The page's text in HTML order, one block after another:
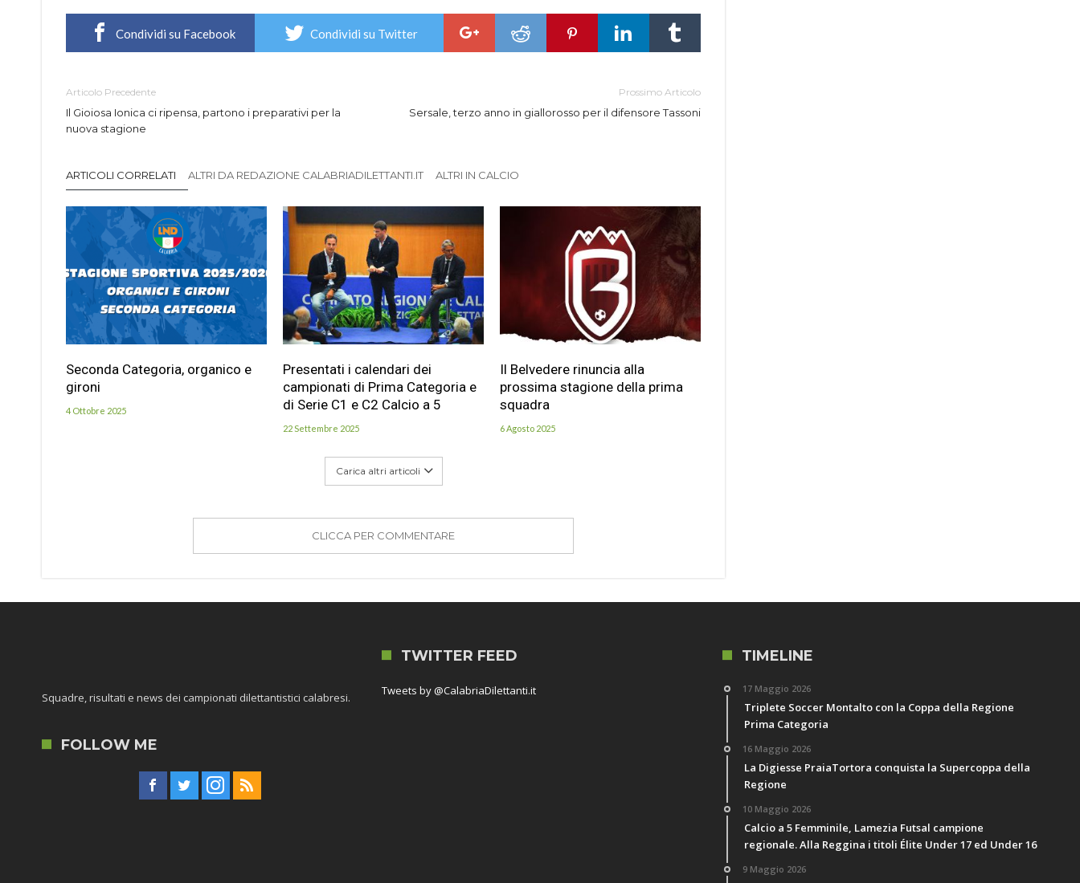
Condividi su Facebook Condividi su Twitter
Articolo Precedente
Il Gioiosa Ionica ci ripensa, partono i preparativi per la
nuova stagione
Prossimo Articolo
Sersale, terzo anno in giallorosso per il difensore Tassoni
ARTICOLI CORRELATI ALTRI DA REDAZIONE CALABRIADILETTANTI.IT ALTRI IN CALCIO
Seconda Categoria, organico e
gironi
4 Ottobre 2025
Presentati i calendari dei
campionati di Prima Categoria e
di Serie C1 e C2 Calcio a 5
22 Settembre 2025
Il Belvedere rinuncia alla
prossima stagione della prima
squadra
6 Agosto 2025
Carica altri articoli
CLICCA PER COMMENTARE
Squadre, risultati e news dei campionati dilettantistici calabresi.
FOLLOW ME
TWITTER FEED
Tweets by @CalabriaDilettanti.it
TIMELINE
17 Maggio 2026
Triplete Soccer Montalto con la Coppa della Regione
Prima Categoria
16 Maggio 2026
La Digiesse PraiaTortora conquista la Supercoppa della
Regione
10 Maggio 2026
Calcio a 5 Femminile, Lamezia Futsal campione
regionale. Alla Reggina i titoli Élite Under 17 ed Under 16
9 Maggio 2026